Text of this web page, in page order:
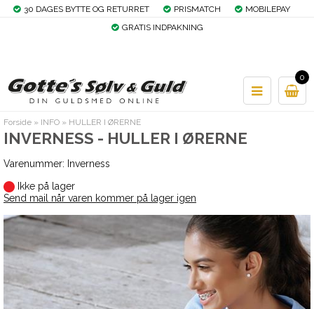
30 DAGES BYTTE OG RETURRET PRISMATCH
MOBILEPAY
GRATIS INDPAKNING
0
Forside » INFO » HULLER I ØRERNE
INVERNESS - HULLER I ØRERNE
Varenummer: Inverness
Ikke på lager
Send mail når varen kommer på lager igen